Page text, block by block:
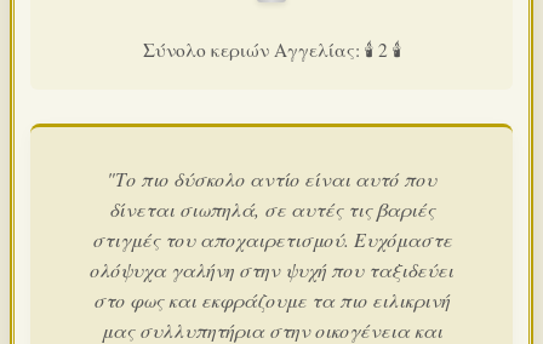
Σύνολο κεριών Αγγελίας: 🕯️ 2 🕯️
"Το πιο δύσκολο αντίο είναι αυτό που
δίνεται σιωπηλά, σε αυτές τις βαριές
στιγμές του αποχαιρετισμού. Ευχόμαστε
ολόψυχα γαλήνη στην ψυχή που ταξιδεύει
στο φως και εκφράζουμε τα πιο ειλικρινή
μας συλλυπητήρια στην οικογένεια και